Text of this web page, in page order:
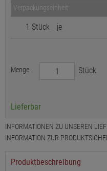
Verpackungseinheit
1 Stück je
Menge Stück
Lieferbar
INFORMATIONEN ZU UNSEREN
INFORMATION ZUR
Produktbeschreibung